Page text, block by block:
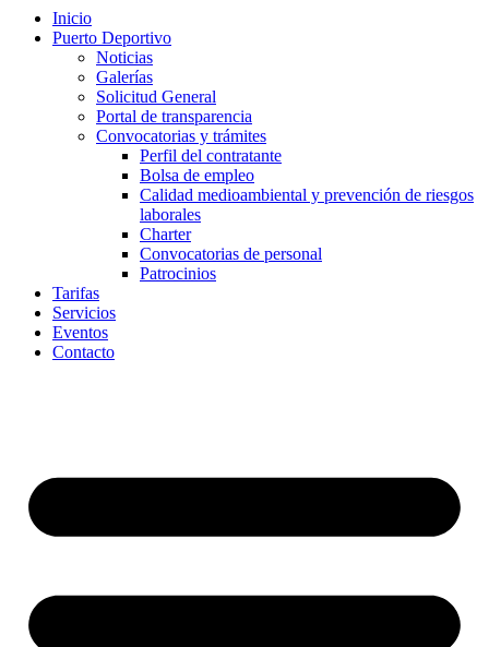
Inicio
Puerto Deportivo
Noticias
Galerías
Solicitud General
Portal de transparencia
Convocatorias y trámites
Perfil del contratante
Bolsa de empleo
Calidad medioambiental y prevención de riesgos
laborales
Charter
Convocatorias de personal
Patrocinios
Tarifas
Servicios
Eventos
Contacto